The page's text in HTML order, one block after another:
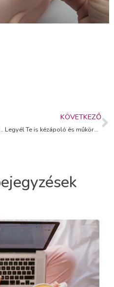
Érdekel a műköröm díszítés? Műköröm díszítő tanfolyam!
KÖVETKEZŐ
Legyél Te is kézápoló és műkörömépítő!